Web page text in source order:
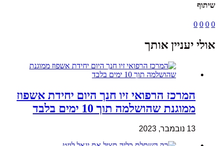
שיתוף
0
0
0
0
אולי יעניין אותך
המרכז הרפואי זיו חנך היום יחידת אשפוז
ממוגנת שהושלמה תוך 10 ימים בלבד
13 נובמבר, 2023